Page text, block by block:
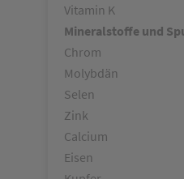
Vitamin K
Mineralstoffe und
Chrom
Molybdän
Selen
Zink
Calcium
Eisen